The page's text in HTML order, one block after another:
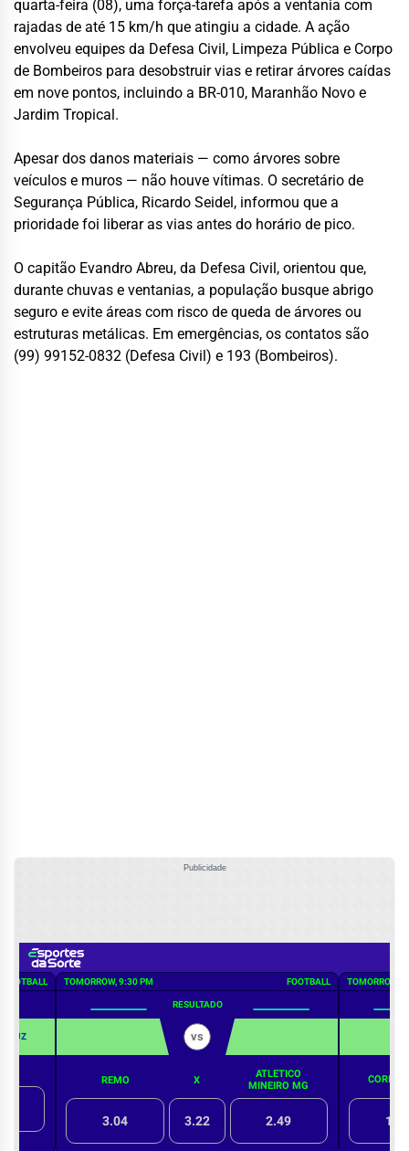
quarta-feira (08), uma força-tarefa após a ventania com
rajadas de até 15 km/h que atingiu a cidade. A ação
envolveu equipes da Defesa Civil, Limpeza Pública e Corpo
de Bombeiros para desobstruir vias e retirar árvores caídas
em nove pontos, incluindo a BR-010, Maranhão Novo e
Jardim Tropical.
Apesar dos danos materiais — como árvores sobre
veículos e muros — não houve vítimas. O secretário de
Segurança Pública, Ricardo Seidel, informou que a
prioridade foi liberar as vias antes do horário de pico.
O capitão Evandro Abreu, da Defesa Civil, orientou que,
durante chuvas e ventanias, a população busque abrigo
seguro e evite áreas com risco de queda de árvores ou
estruturas metálicas. Em emergências, os contatos são
(99) 99152-0832 (Defesa Civil) e 193 (Bombeiros).
Publicidade